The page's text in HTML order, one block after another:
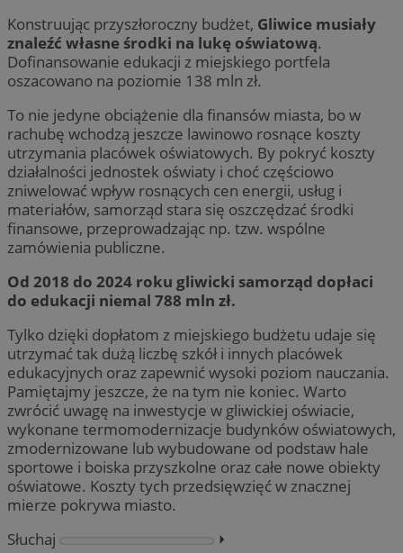
Konstruując przyszłoroczny budżet, Gliwice musiały
znaleźć własne środki na lukę oświatową.
Dofinansowanie edukacji z miejskiego portfela
oszacowano na poziomie 138 mln zł.
To nie jedyne obciążenie dla finansów miasta, bo w
rachubę wchodzą jeszcze lawinowo rosnące koszty
utrzymania placówek oświatowych. By pokryć koszty
działalności jednostek oświaty i choć częściowo
zniwelować wpływ rosnących cen energii, usług i
materiałów, samorząd stara się oszczędzać środki
finansowe, przeprowadzając np. tzw. wspólne
zamówienia publiczne.
Od 2018 do 2024 roku gliwicki samorząd dopłaci
do edukacji niemal 788 mln zł.
Tylko dzięki dopłatom z miejskiego budżetu udaje się
utrzymać tak dużą liczbę szkół i innych placówek
edukacyjnych oraz zapewnić wysoki poziom nauczania.
Pamiętajmy jeszcze, że na tym nie koniec. Warto
zwrócić uwagę na inwestycje w gliwickiej oświacie,
wykonane termomodernizacje budynków oświatowych,
zmodernizowane lub wybudowane od podstaw hale
sportowe i boiska przyszkolne oraz całe nowe obiekty
oświatowe. Koszty tych przedsięwzięć w znacznej
mierze pokrywa miasto.
Słuchaj
⏵︎